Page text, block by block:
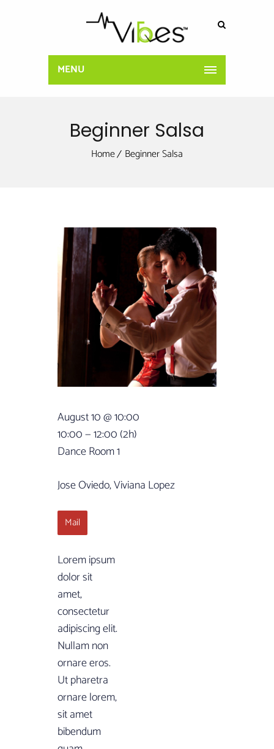
MENU
Beginner Salsa
Home Beginner Salsa
Lorem ipsum
dolor sit
amet,
consectetur
adipiscing elit.
Nullam non
ornare eros.
Ut pharetra
ornare lorem,
sit amet
bibendum
August 10 @ 10:00
10:00 — 12:00 (2h)
Dance Room 1
Jose Oviedo, Viviana Lopez
Mail